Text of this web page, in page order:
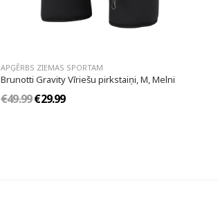
APĢĒRBS ZIEMAS SPORTAM
Brunotti Gravity Vīriešu pirkstaiņi, M, Melni
€49.99€29.99